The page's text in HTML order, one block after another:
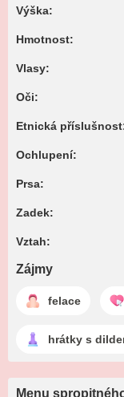
Výška:
Hmotnost:
Vlasy:
Oči:
Etnická
Ochlupení:
Prsa:
Zadek:
Vztah:
Zájmy
felace
hrátky s
Menu